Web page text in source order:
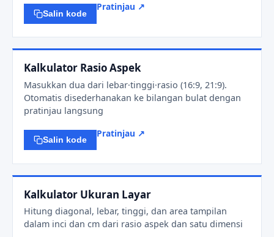
Salin kode
Pratinjau ↗
Kalkulator Rasio Aspek
Masukkan dua dari lebar·tinggi·rasio (16:9, 21:9).
Otomatis disederhanakan ke bilangan bulat dengan
pratinjau langsung
Salin kode
Pratinjau ↗
Kalkulator Ukuran Layar
Hitung diagonal, lebar, tinggi, dan area tampilan
dalam inci dan cm dari rasio aspek dan satu dimensi